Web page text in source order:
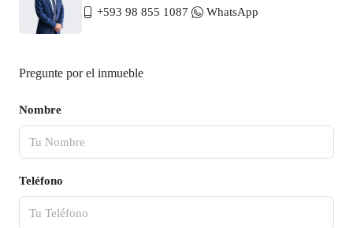
+593 98 855 1087
WhatsApp
Pregunte por el inmueble
Nombre
Teléfono